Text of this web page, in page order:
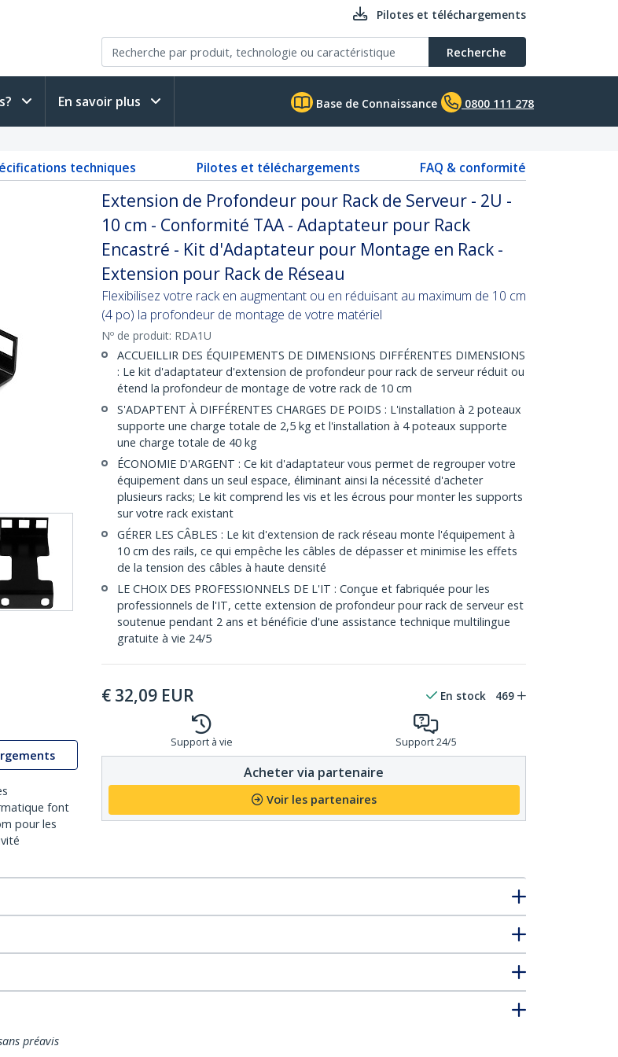
Pilotes et téléchargements
Recherche
En savoir plus Base de Connaissance 0800 111 278
techniques Pilotes et téléchargements FAQ & conformité
font
pour les
Extension de Profondeur pour Rack de Serveur - 2U -
10 cm - Conformité TAA - Adaptateur pour Rack
Encastré - Kit d'Adaptateur pour Montage en Rack -
Extension pour Rack de Réseau
Flexibilisez votre rack en augmentant ou en réduisant au maximum de 10 cm
(4 po) la profondeur de montage de votre matériel
Nº de produit: RDA1U
ACCUEILLIR DES ÉQUIPEMENTS DE DIMENSIONS DIFFÉRENTES DIMENSIONS
: Le kit d'adaptateur d'extension de profondeur pour rack de serveur réduit ou
étend la profondeur de montage de votre rack de 10 cm
S'ADAPTENT À DIFFÉRENTES CHARGES DE POIDS : L'installation à 2 poteaux
supporte une charge totale de 2,5 kg et l'installation à 4 poteaux supporte
une charge totale de 40 kg
ÉCONOMIE D'ARGENT : Ce kit d'adaptateur vous permet de regrouper votre
équipement dans un seul espace, éliminant ainsi la nécessité d'acheter
plusieurs racks; Le kit comprend les vis et les écrous pour monter les supports
sur votre rack existant
GÉRER LES CÂBLES : Le kit d'extension de rack réseau monte l'équipement à
10 cm des rails, ce qui empêche les câbles de dépasser et minimise les effets
de la tension des câbles à haute densité
LE CHOIX DES PROFESSIONNELS DE L'IT : Conçue et fabriquée pour les
professionnels de l'IT, cette extension de profondeur pour rack de serveur est
soutenue pendant 2 ans et bénéficie d'une assistance technique multilingue
gratuite à vie 24/5
€ 32,09 EUR En stock 469
Support à vie Support 24/5
Acheter via partenaire
Voir les partenaires
préavis